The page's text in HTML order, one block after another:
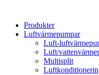
innehållProdukter
Luftvärmepumpar
Luft-
Luft/
Multisplit